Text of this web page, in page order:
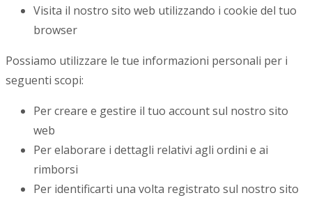
Visita il nostro sito web utilizzando i cookie del tuo
browser
Possiamo utilizzare le tue informazioni personali per i
seguenti scopi:
Per creare e gestire il tuo account sul nostro sito
web
Per elaborare i dettagli relativi agli ordini e ai
rimborsi
Per identificarti una volta registrato sul nostro sito